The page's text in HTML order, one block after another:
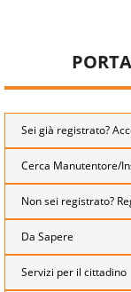
Sei già registrato?
Cerca Manutentore/
Non sei registrato?
Da Sapere
Servizi per il cittadino